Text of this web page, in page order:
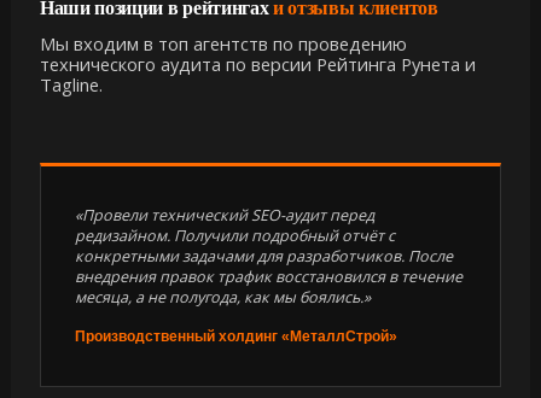
Наши позиции в рейтингахи отзывы клиентов
Мы входим в топ агентств по проведению
технического аудита по версии Рейтинга Рунета и
Tagline.
«Провели технический SEO-аудит перед
редизайном. Получили подробный отчёт с
конкретными задачами для разработчиков. После
внедрения правок трафик восстановился в течение
месяца, а не полугода, как мы боялись.»
Производственный холдинг «МеталлСтрой»